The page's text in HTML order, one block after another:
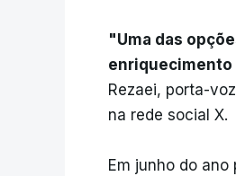
"Uma das
enriquecimento
Rezaei, porta-
na rede social X.
Em junho do